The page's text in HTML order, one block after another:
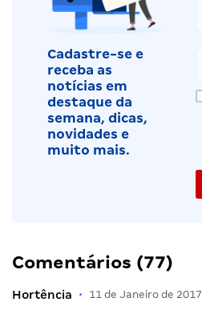
Cadastre-se e
receba as
notícias em
destaque da
semana, dicas,
novidades e
muito mais.
Comentários (77)
Hortência • 11 de Janeiro de 2017